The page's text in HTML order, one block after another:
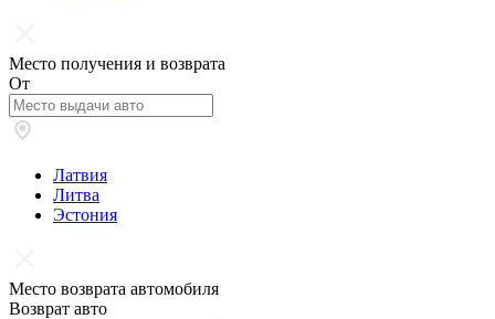
Место получения и возврата
От
Латвия
Литва
Эстония
Место возврата автомобиля
Возврат авто